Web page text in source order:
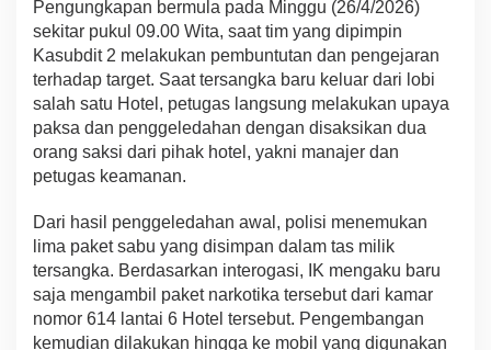
Pengungkapan bermula pada Minggu (26/4/2026)
sekitar pukul 09.00 Wita, saat tim yang dipimpin
Kasubdit 2 melakukan pembuntutan dan pengejaran
terhadap target. Saat tersangka baru keluar dari lobi
salah satu Hotel, petugas langsung melakukan upaya
paksa dan penggeledahan dengan disaksikan dua
orang saksi dari pihak hotel, yakni manajer dan
petugas keamanan.
Dari hasil penggeledahan awal, polisi menemukan
lima paket sabu yang disimpan dalam tas milik
tersangka. Berdasarkan interogasi, IK mengaku baru
saja mengambil paket narkotika tersebut dari kamar
nomor 614 lantai 6 Hotel tersebut. Pengembangan
kemudian dilakukan hingga ke mobil yang digunakan